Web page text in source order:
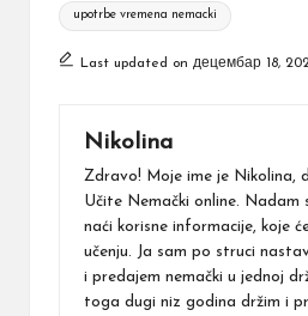
upotrbe vremena nemacki
Last updated on децембар 18,
Nikolina
Zdravo! Moje ime je Nikolina,
Učite Nemački online. Nadam
naći korisne informacije, koje
učenju. Ja sam po struci
i predajem nemački u jednoj
toga dugi niz godina držim i